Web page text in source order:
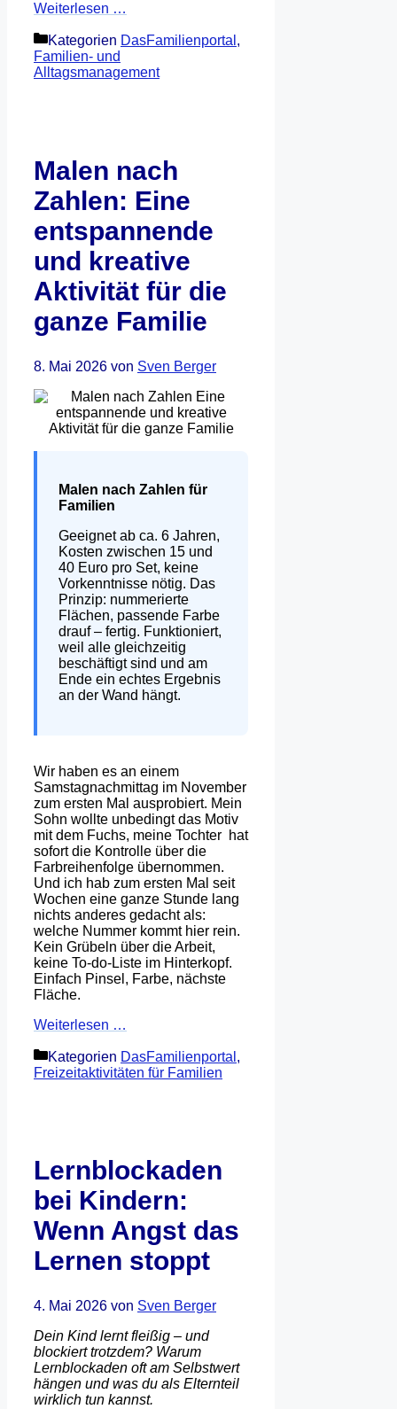
Weiterlesen …
Kategorien DasFamilienportal ,
Familien- und
Alltagsmanagement
Malen nach
Zahlen: Eine
entspannende
und kreative
Aktivität für die
ganze Familie
8. Mai 2026 von Sven Berger
Malen nach Zahlen für
Familien
Geeignet ab ca. 6 Jahren,
Kosten zwischen 15 und
40 Euro pro Set, keine
Vorkenntnisse nötig. Das
Prinzip: nummerierte
Flächen, passende Farbe
drauf – fertig. Funktioniert,
weil alle gleichzeitig
beschäftigt sind und am
Ende ein echtes Ergebnis
an der Wand hängt.
Wir haben es an einem
Samstagnachmittag im November
zum ersten Mal ausprobiert. Mein
Sohn wollte unbedingt das Motiv
mit dem Fuchs, meine Tochter hat
sofort die Kontrolle über die
Farbreihenfolge übernommen.
Und ich hab zum ersten Mal seit
Wochen eine ganze Stunde lang
nichts anderes gedacht als:
welche Nummer kommt hier rein.
Kein Grübeln über die Arbeit,
keine To-do-Liste im Hinterkopf.
Einfach Pinsel, Farbe, nächste
Fläche.
Weiterlesen …
Kategorien DasFamilienportal ,
Freizeitaktivitäten für Familien
Lernblockaden
bei Kindern:
Wenn Angst das
Lernen stoppt
4. Mai 2026 von Sven Berger
Dein Kind lernt fleißig – und
blockiert trotzdem? Warum
Lernblockaden oft am Selbstwert
hängen und was du als Elternteil
wirklich tun kannst.